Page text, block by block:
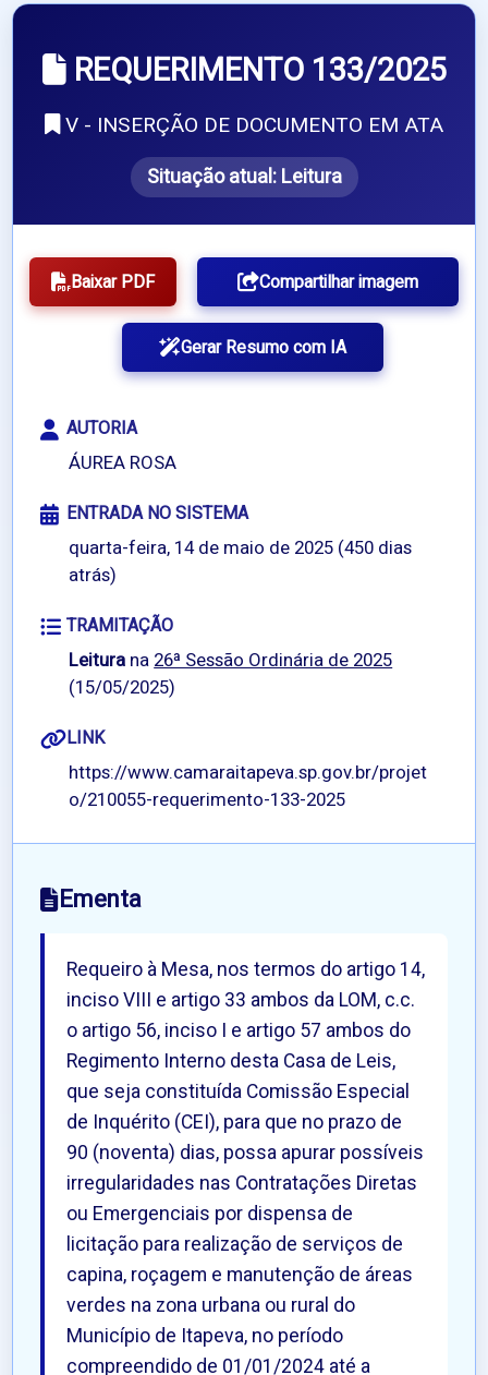
REQUERIMENTO 133/2025
V - INSERÇÃO DE DOCUMENTO EM ATA
Situação atual:Leitura
Baixar PDF Compartilhar imagem
Gerar Resumo com IA
AUTORIA
ÁUREA ROSA
ENTRADA NO SISTEMA
quarta-feira, 14 de maio de 2025 (450 dias
atrás)
TRAMITAÇÃO
Leitura na26ª Sessão Ordinária de 2025
(15/05/2025)
LINK
https://www.camaraitapeva.sp.gov.br/projet
o/210055-requerimento-133-2025
Ementa
Requeiro à Mesa, nos termos do artigo 14,
inciso VIII e artigo 33 ambos da LOM, c.c.
o artigo 56, inciso I e artigo 57 ambos do
Regimento Interno desta Casa de Leis,
que seja constituída Comissão Especial
de Inquérito (CEI), para que no prazo de
90 (noventa) dias, possa apurar possíveis
irregularidades nas Contratações Diretas
ou Emergenciais por dispensa de
licitação para realização de serviços de
capina, roçagem e manutenção de áreas
verdes na zona urbana ou rural do
Município de Itapeva, no período
compreendido de 01/01/2024 até a